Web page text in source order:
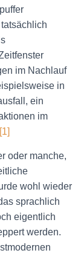
im Nachlauf
in
ein
im
[1]
oder manche,
wohl wieder
sprachlich
eigentlich
werden.